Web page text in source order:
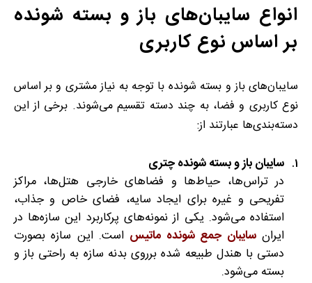
انواع سایبان‌های باز و بسته شونده
بر اساس نوع کاربری
سایبان‌های باز و بسته شونده با توجه به نیاز مشتری و بر اساس
نوع کاربری و فضا، به چند دسته تقسیم می‌شوند. برخی از این
دسته‌بندی‌ها عبارتند از:
سایبان باز و بسته شونده چتری
در تراس‌ها، حیاط‌ها و فضاهای خارجی هتل‌ها، مراکز
تفریحی و غیره برای ایجاد سایه، فضای خاص و جذاب،
استفاده می‌شود. یکی از نمونه‌های پرکاربرد این سازه‌ها در
ایرانسایبان جمع شونده ماتیس است. این سازه بصورت
دستی با هندل طبیعه شده برروی بدنه سازه به راحتی باز و
بسته می‌شود.